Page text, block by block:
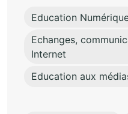
Education
Echanges,
Internet
Education aux